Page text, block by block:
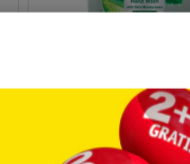
Palmolive Hygiene-Plus
Sensitive Handzeep
3.
29